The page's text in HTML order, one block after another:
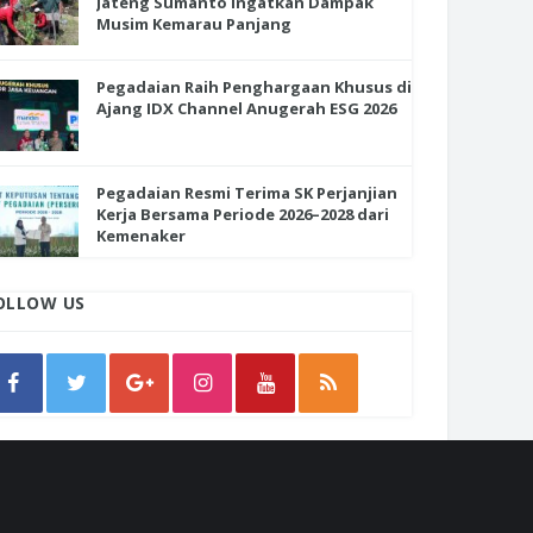
Musim Kemarau Panjang
Pegadaian Raih Penghargaan Khusus di
Ajang IDX Channel Anugerah ESG 2026
Pegadaian Resmi Terima SK Perjanjian
Kerja Bersama Periode 2026–2028 dari
Kemenaker
US